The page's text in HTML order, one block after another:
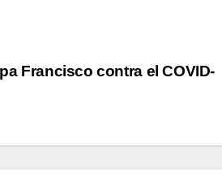
Francisco contra el COVID-